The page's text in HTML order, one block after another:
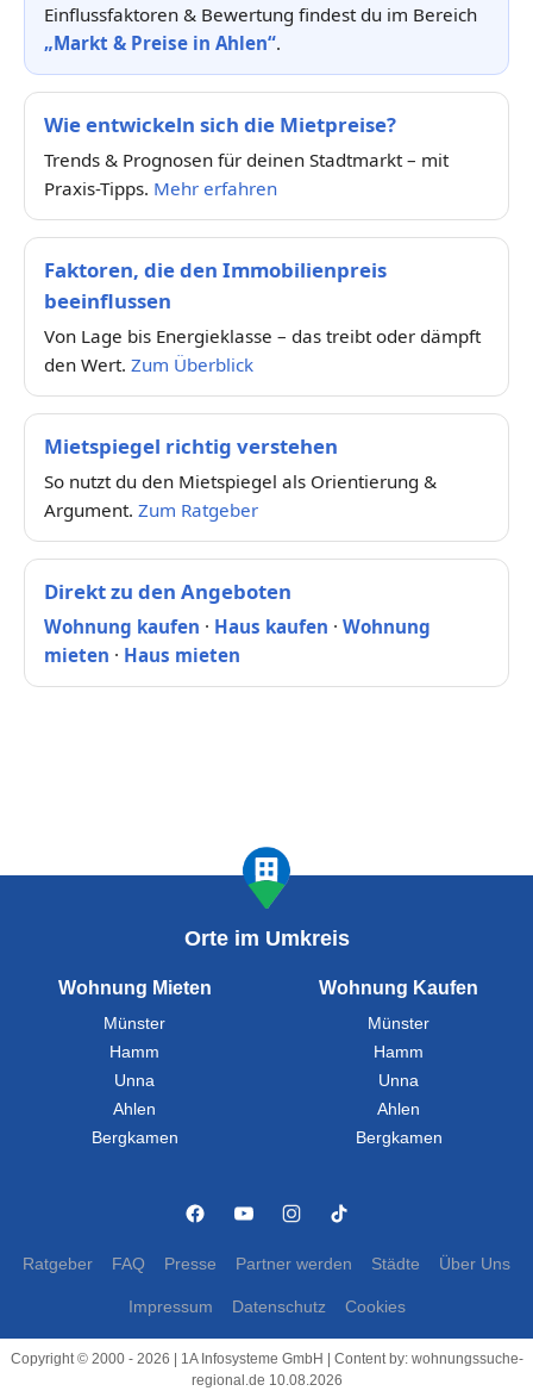
Einflussfaktoren & Bewertung findest du im Bereich
„Markt & Preise in Ahlen“.
Wie entwickeln sich die Mietpreise?
Trends & Prognosen für deinen Stadtmarkt – mit
Praxis-Tipps. Mehr erfahren
Faktoren, die den Immobilienpreis
beeinflussen
Von Lage bis Energieklasse – das treibt oder dämpft
den Wert. Zum Überblick
Mietspiegel richtig verstehen
So nutzt du den Mietspiegel als Orientierung &
Argument. Zum Ratgeber
Direkt zu den Angeboten
Wohnung kaufen · Haus kaufen · Wohnung
mieten · Haus mieten
Orte im Umkreis
Wohnung Mieten
Münster
Hamm
Unna
Ahlen
Bergkamen
Wohnung Kaufen
Münster
Hamm
Unna
Ahlen
Bergkamen
Ratgeber FAQ Presse Partner werden Städte Über Uns
Impressum Datenschutz Cookies
Copyright © 2000 - 2026 | 1A Infosysteme GmbH | Content by: wohnungssuche-
regional.de 10.08.2026